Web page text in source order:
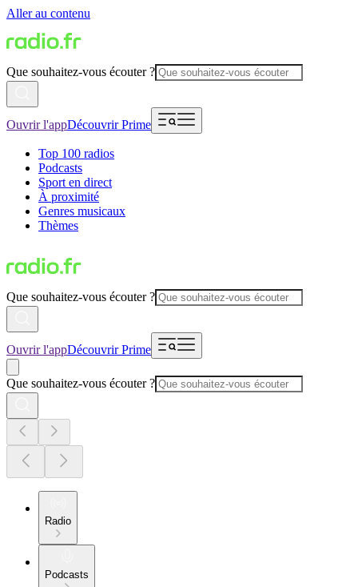
Aller au contenu
Que souhaitez-vous écouter ?
Ouvrir l'appDécouvrir Prime
Top 100 radios
Podcasts
Sport en direct
À proximité
Genres musicaux
Thèmes
Que souhaitez-vous écouter ?
Ouvrir l'appDécouvrir Prime
Que souhaitez-vous écouter ?
Radio
Podcasts